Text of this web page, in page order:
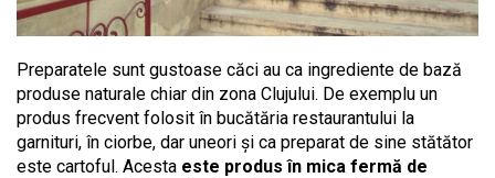
Preparatele sunt gustoase căci au ca ingrediente de bază
produse naturale chiar din zona Clujului. De exemplu un
produs frecvent folosit în bucătăria restaurantului la
garnituri, în ciorbe, dar uneori și ca preparat de sine stătător
este cartoful. Acesta este produs în mica fermă de